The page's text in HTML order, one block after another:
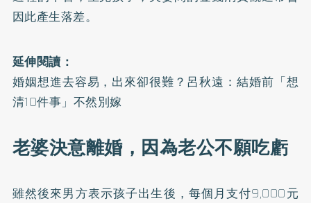
因此產生落差。
延伸閱讀：
婚姻想進去容易，出來卻很難？呂秋遠：結婚前「想
清10件事」不然別嫁
老婆決意離婚，因為老公不願吃虧
雖然後來男方表示孩子出生後，每個月支付9,000元